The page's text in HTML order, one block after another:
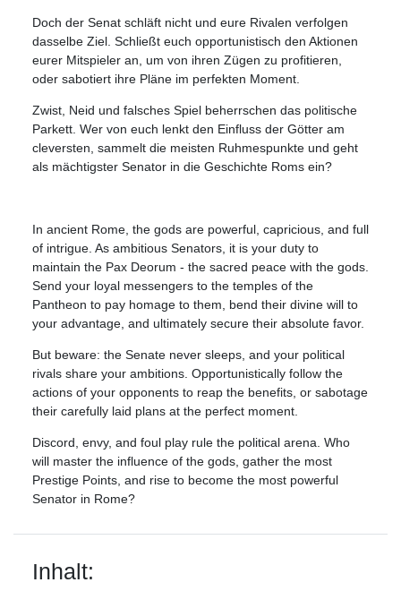
Doch der Senat schläft nicht und eure Rivalen verfolgen
dasselbe Ziel. Schließt euch opportunistisch den Aktionen
eurer Mitspieler an, um von ihren Zügen zu profitieren,
oder sabotiert ihre Pläne im perfekten Moment.
Zwist, Neid und falsches Spiel beherrschen das politische
Parkett. Wer von euch lenkt den Einfluss der Götter am
cleversten, sammelt die meisten Ruhmespunkte und geht
als mächtigster Senator in die Geschichte Roms ein?
In ancient Rome, the gods are powerful, capricious, and full
of intrigue. As ambitious Senators, it is your duty to
maintain the Pax Deorum - the sacred peace with the gods.
Send your loyal messengers to the temples of the
Pantheon to pay homage to them, bend their divine will to
your advantage, and ultimately secure their absolute favor.
But beware: the Senate never sleeps, and your political
rivals share your ambitions. Opportunistically follow the
actions of your opponents to reap the benefits, or sabotage
their carefully laid plans at the perfect moment.
Discord, envy, and foul play rule the political arena. Who
will master the influence of the gods, gather the most
Prestige Points, and rise to become the most powerful
Senator in Rome?
Inhalt: